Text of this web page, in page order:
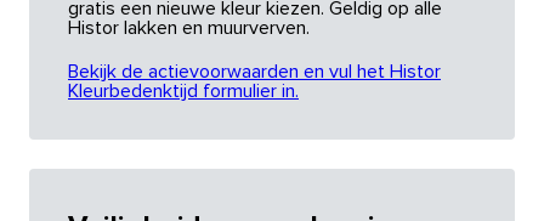
gratis een nieuwe kleur kiezen. Geldig op alle
Histor lakken en muurverven.
Bekijk de actievoorwaarden en vul het Histor
Kleurbedenktijd formulier in.